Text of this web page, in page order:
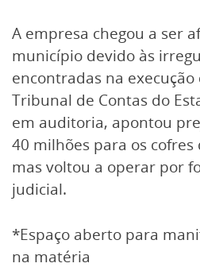
A empresa chegou a ser
município devido às
encontradas na
Tribunal de Contas do
em auditoria, apontou
40 milhões para os
mas voltou a operar por
judicial.
*Espaço aberto para
na matéria